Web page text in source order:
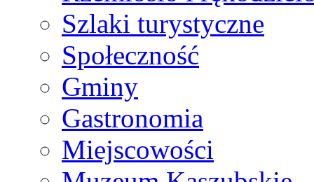
Szlaki turystyczne
Społeczność
Gminy
Gastronomia
Miejscowości